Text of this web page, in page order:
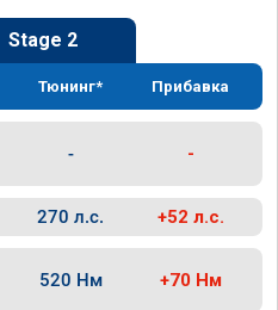
Stage 2
Тюнинг* Прибавка
- -
270 л.с. +52 л.с.
520 Нм +70 Нм